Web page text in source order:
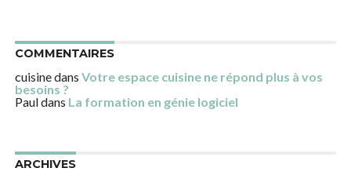
COMMENTAIRES
cuisinedans Votre espace cuisine ne répond plus à vos
besoins ?
Pauldans La formation en génie logiciel
ARCHIVES